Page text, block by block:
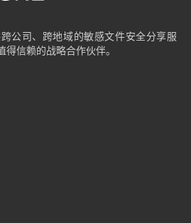
公司、跨地域的敏感文件安全分享服
信赖的战略合作伙伴。